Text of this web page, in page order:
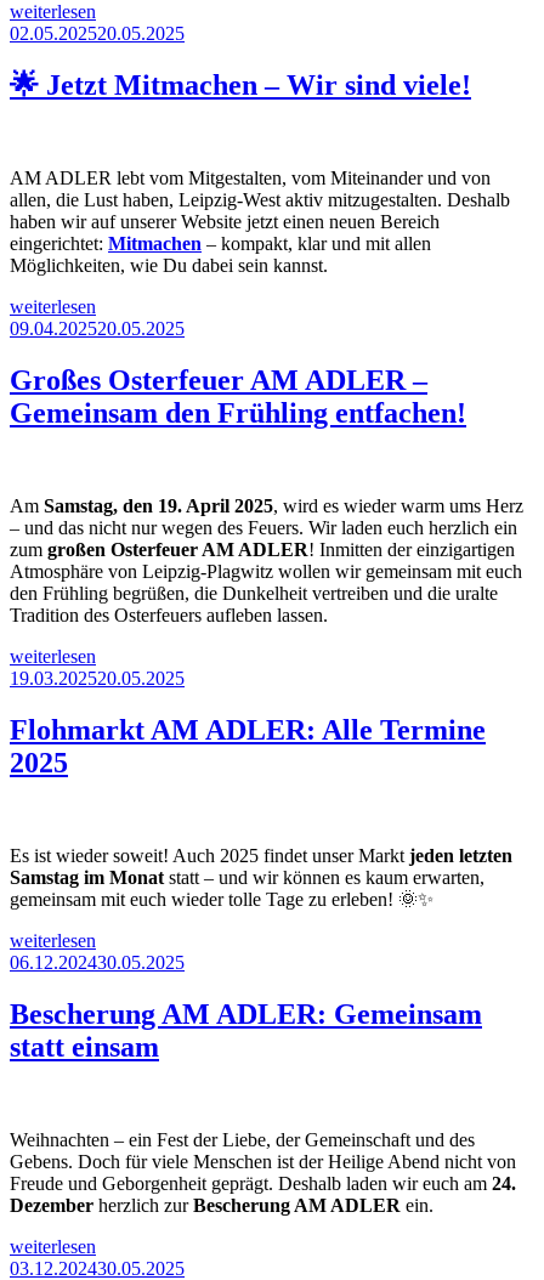
„💻
WLAN
AM
ADLER
am
Platz“
weiterlesen
Veröffentlicht
02.05.202520.05.2025
🌟 Jetzt Mitmachen – Wir sind viele!
AM ADLER lebt vom Mitgestalten, vom Miteinander und von
allen, die Lust haben, Leipzig-West aktiv mitzugestalten. Deshalb
haben wir auf unserer Website jetzt einen neuen Bereich
eingerichtet: Mitmachen – kompakt, klar und mit allen
Möglichkeiten, wie Du dabei sein kannst.
„🌟
Jetzt
–
Wir
sind
weiterlesen
Veröffentlicht
09.04.202520.05.2025
Großes Osterfeuer AM ADLER –
Gemeinsam den Frühling entfachen!
Am Samstag, den 19. April 2025, wird es wieder warm ums Herz
– und das nicht nur wegen des Feuers. Wir laden euch herzlich ein
zum großen Osterfeuer AM ADLER! Inmitten der einzigartigen
Atmosphäre von Leipzig-Plagwitz wollen wir gemeinsam mit euch
den Frühling begrüßen, die Dunkelheit vertreiben und die uralte
Tradition des Osterfeuers aufleben lassen.
„Großes
Osterfeuer
ADLER
–
Gemeinsam
weiterlesen
Veröffentlicht
19.03.202520.05.2025
Flohmarkt AM ADLER: Alle Termine
2025
Es ist wieder soweit! Auch 2025 findet unser Markt jeden letzten
Samstag im Monat statt – und wir können es kaum erwarten,
gemeinsam mit euch wieder tolle Tage zu erleben! 🌞✨
„Flohmarkt
AM
Alle
Termine
2025“
weiterlesen
Veröffentlicht
06.12.202430.05.2025
Bescherung AM ADLER: Gemeinsam
statt einsam
Weihnachten – ein Fest der Liebe, der Gemeinschaft und des
Gebens. Doch für viele Menschen ist der Heilige Abend nicht von
Freude und Geborgenheit geprägt. Deshalb laden wir euch am 24.
Dezember herzlich zurBescherung AM ADLER ein.
„Bescherung
AM
weiterlesen
Veröffentlicht
03.12.202430.05.2025